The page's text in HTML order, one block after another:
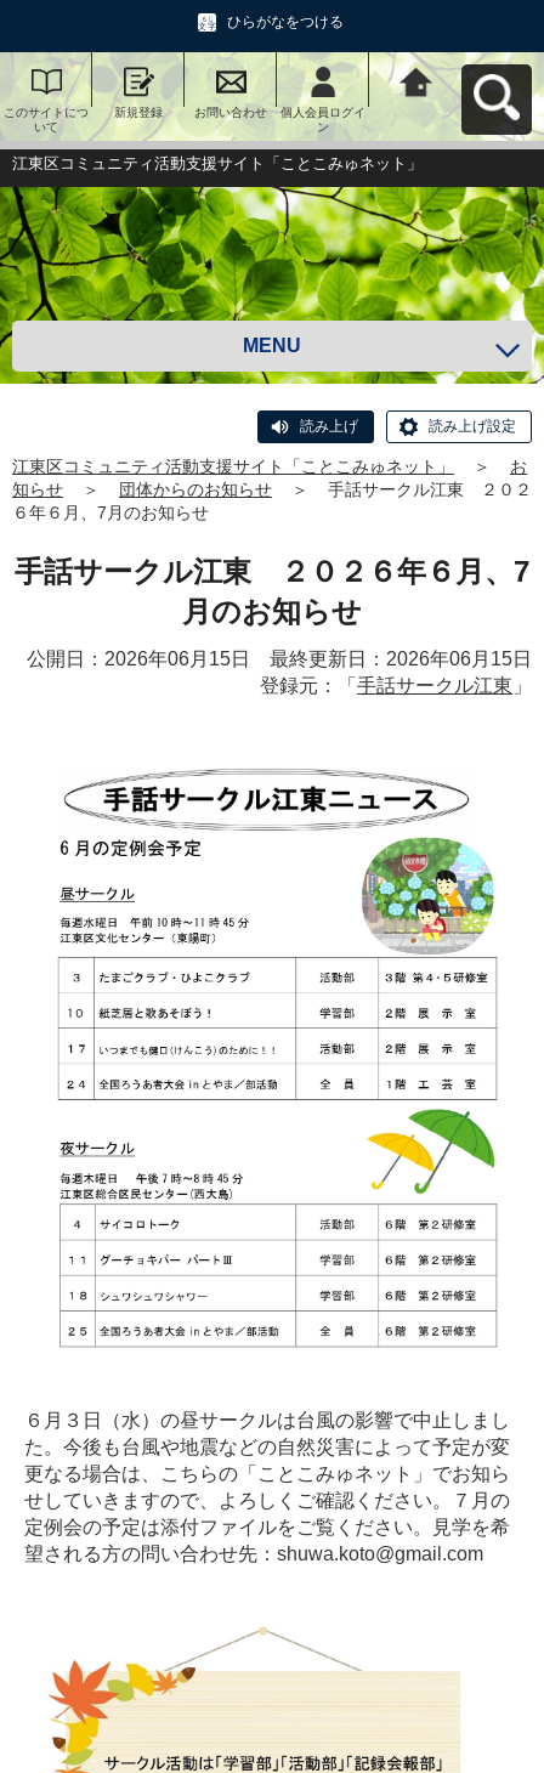
ひらがなをつける
このサイトにつ
いて
新規登録 お問い合わせ
個人会員ログイ
ン
江東区コミュニ
ティ活動支援サ
イト「ことこみ
ゅネット」へ戻
る
江東区コミュニティ活動支援サイト「ことこみゅネット」
MENU
読み上げ 読み上げ設定
江東区コミュニティ活動支援サイト「ことこみゅネット」 ＞
お
知らせ
＞ 団体からのお知らせ ＞
手話サークル江東 ２０２
６年６月、7月のお知らせ
手話サークル江東 ２０２６年６月、7
月のお知らせ
公開日：2026年06月15日 最終更新日：2026年06月15日
登録元：「 手話サークル江東 」
６月３日（水）の昼サークルは台風の影響で中止しまし
た。今後も台風や地震などの自然災害によって予定が変
更なる場合は、こちらの「ことこみゅネット」でお知ら
せしていきますので、よろしくご確認ください。７月の
定例会の予定は添付ファイルをご覧ください。見学を希
望される方の問い合わせ先：shuwa.koto@gmail.com